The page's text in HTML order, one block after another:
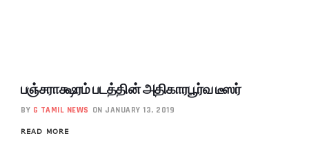
பஞ்சராக்ஷரம் படத்தின் அதிகாரபூர்வ டீஸர்
BY G TAMIL NEWS ON JANUARY 13, 2019
READ MORE